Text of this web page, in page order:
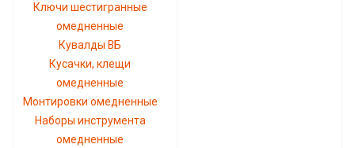
Ключи шестигранные
омедненные
Кувалды ВБ
Кусачки, клещи
омедненные
Монтировки омедненные
Наборы инструмента
омедненные